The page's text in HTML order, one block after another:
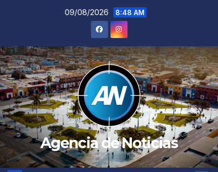
09/08/2026 8:48 AM
Agencia de Noticias